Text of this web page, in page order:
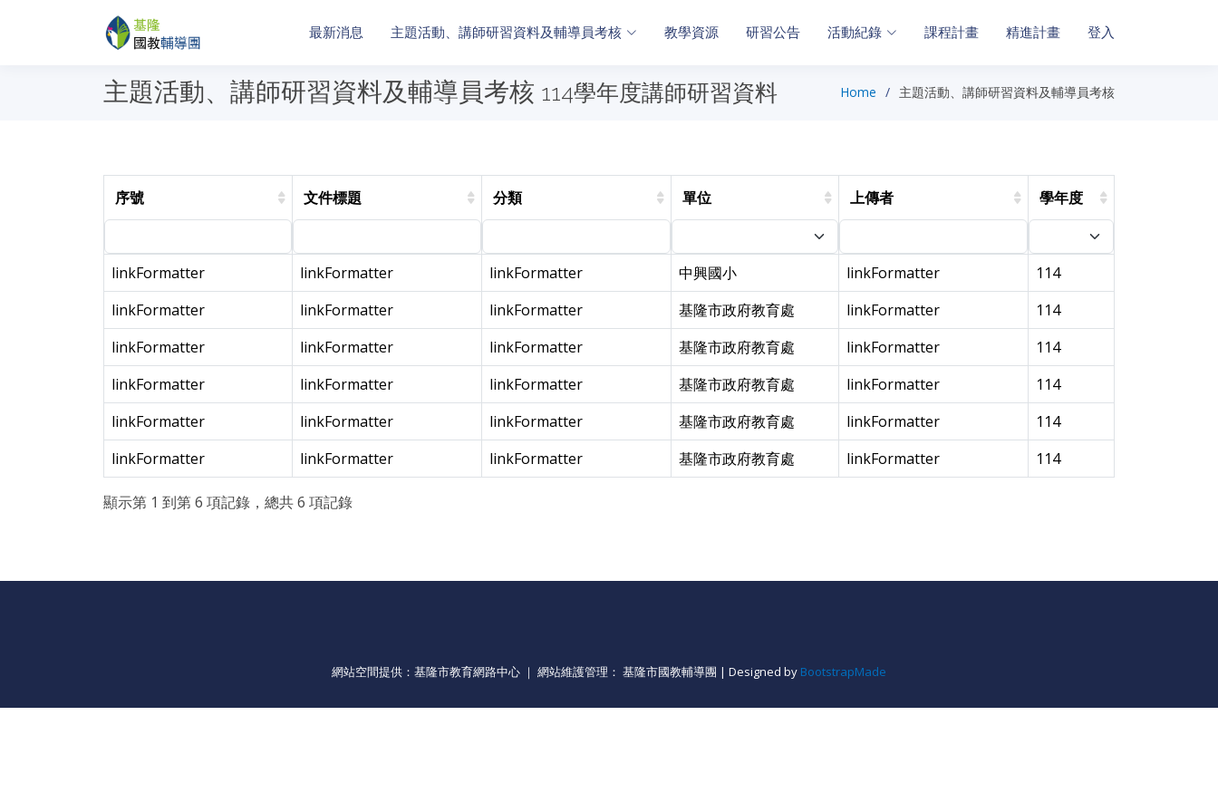
最新消息 主題活動、講師研習資料及輔導員考核 教學資源 研習公告 活動紀錄 課程計畫 精進計畫 登入
主題活動、講師研習資料及輔導員考核 114學年度講師研習資料 Home 主題活動、講師研習資料及輔導員考核
序號 文件標題 分類 單位 上傳者 學年度
linkFormatter linkFormatter linkFormatter 中興國小 linkFormatter
114
linkFormatter
linkFormatter linkFormatter 基隆市政府教育處 linkFormatter
114
linkFormatter
linkFormatter linkFormatter 基隆市政府教育處 linkFormatter
114
linkFormatter
linkFormatter linkFormatter 基隆市政府教育處 linkFormatter
114
linkFormatter
linkFormatter linkFormatter 基隆市政府教育處 linkFormatter
114
linkFormatter
linkFormatter linkFormatter 基隆市政府教育處 linkFormatter 114
顯示第 1 到第 6 項記錄，總共 6 項記錄
網站空間提供：基隆市教育網路中心 ｜ 網站維護管理： 基隆市國教輔導團 | Designed by BootstrapMade